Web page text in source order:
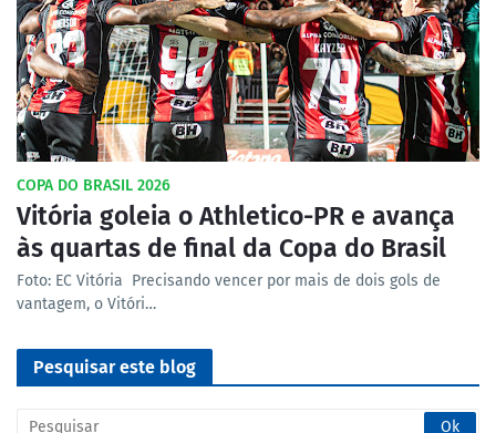
COPA DO BRASIL 2026
Vitória goleia o Athletico-PR e avança
às quartas de final da Copa do Brasil
Foto: EC Vitória Precisando vencer por mais de dois gols de
vantagem, o Vitóri…
Pesquisar este blog